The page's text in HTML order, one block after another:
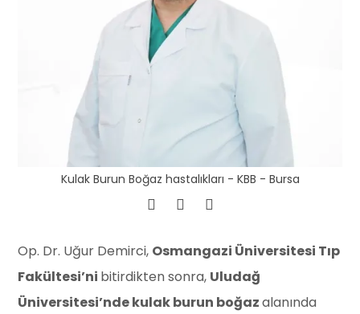
Kulak Burun Boğaz hastalıkları - KBB - Bursa
Op. Dr. Uğur Demirci, Osmangazi Üniversitesi Tıp
Fakültesi’ni bitirdikten sonra, Uludağ
Üniversitesi’nde kulak burun boğazalanında